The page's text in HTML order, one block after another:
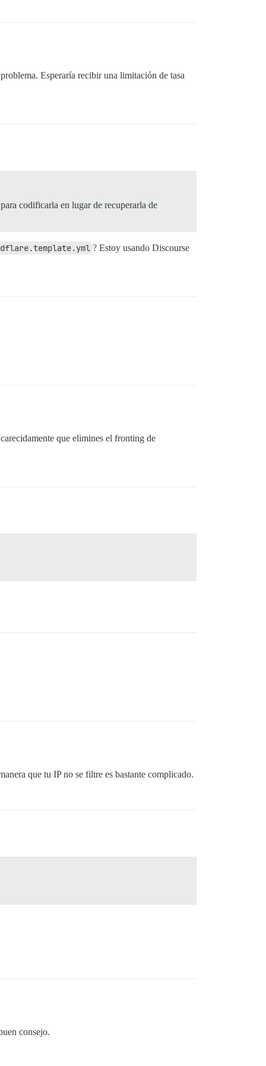
Esperaría recibir una limitación de tasa
codificarla en lugar de recuperarla de
? Estoy usando Discourse
que elimines el fronting de
que tu IP no se filtre es bastante complicado.
consejo.